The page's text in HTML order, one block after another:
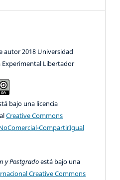
autor 2018 Universidad
Experimental Libertador
bajo una licencia
Creative Commons
CompartirIgual
y Postgradoestá bajo una
Creative Commons